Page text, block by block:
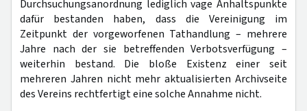
Durchsuchungsanordnung lediglich vage Anhaltspunkte
dafür bestanden haben, dass die Vereinigung im
Zeitpunkt der vorgeworfenen Tathandlung – mehrere
Jahre nach der sie betreffenden Verbotsverfügung –
weiterhin bestand. Die bloße Existenz einer seit
mehreren Jahren nicht mehr aktualisierten Archivseite
des Vereins rechtfertigt eine solche Annahme nicht.